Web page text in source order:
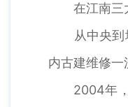
在江南三大
从中央到地
内古建维修一
2004年，岳